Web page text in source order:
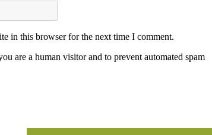
in this browser for the next time I comment.
are a human visitor and to prevent automated spam